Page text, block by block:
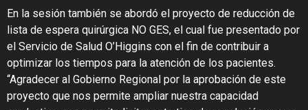
En la sesión también se abordó el proyecto de reducción de
lista de espera quirúrgica NO GES, el cual fue presentado por
el Servicio de Salud O’Higgins con el fin de contribuir a
optimizar los tiempos para la atención de los pacientes.
“Agradecer al Gobierno Regional por la aprobación de este
proyecto que nos permite ampliar nuestra capacidad